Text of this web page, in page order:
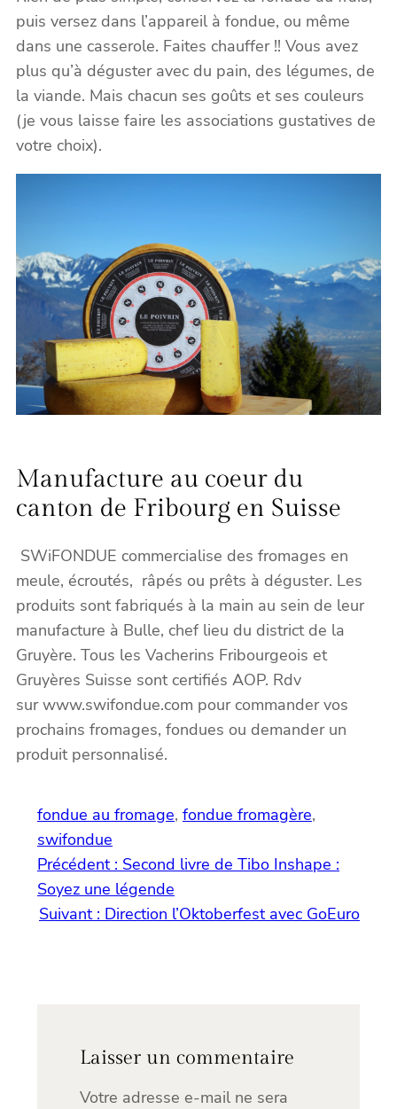
puis versez dans l’appareil à fondue, ou même
dans une casserole. Faites chauffer !! Vous avez
plus qu’à déguster avec du pain, des légumes, de
la viande. Mais chacun ses goûts et ses couleurs
(je vous laisse faire les associations gustatives de
votre choix).
Manufacture au coeur du
canton de Fribourg en Suisse
SWiFONDUE commercialise des fromages en
meule, écroutés, râpés ou prêts à déguster. Les
produits sont fabriqués à la main au sein de leur
manufacture à Bulle, chef lieu du district de la
Gruyère. Tous les Vacherins Fribourgeois et
Gruyères Suisse sont certifiés AOP. Rdv
sur www.swifondue.com pour commander vos
prochains fromages, fondues ou demander un
produit personnalisé.
fondue au fromage, fondue fromagère
swifondue
Précédent : Second livre de Tibo Inshape :
Soyez une légende
Suivant : Direction l’Oktoberfest avec GoEuro
Laisser un commentaire
Votre adresse e-mail ne sera